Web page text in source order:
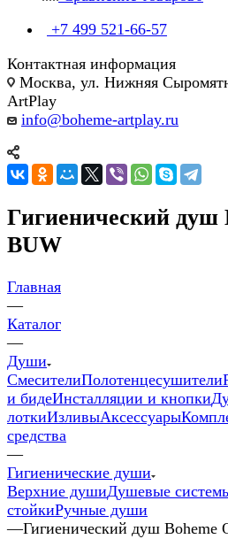
+7 499 521-66-57
Контактная информация
Москва, ул. Нижняя
ArtPlay
info@boheme-artplay.ru
Гигиенический душ
BUW
Главная
—
Каталог
—
Души
СмесителиПолотенцесушители
и бидеИнсталляции и кнопки
лоткиИзливыАксессуары
средства
—
Гигиенические души
Верхние душиДушевые
стойкиРучные души
—Гигиенический душ Boheme